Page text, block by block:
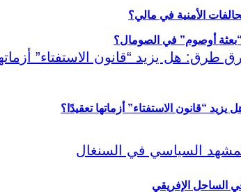
الساحل الإفريقي
الأمنية في مالي؟
“قانون الاستفتاء” أزماتها تعقيدًا؟